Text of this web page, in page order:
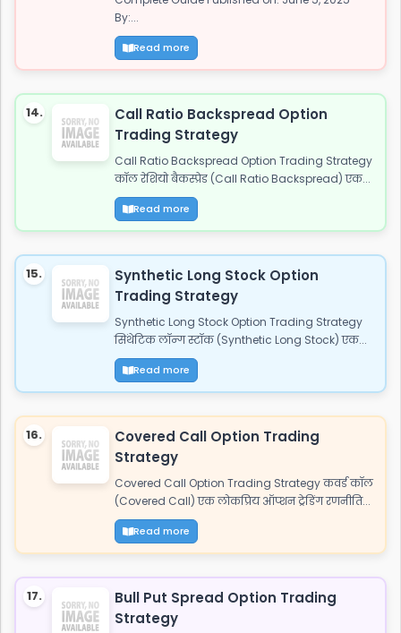
By:...
Read more
14.
Call Ratio Backspread Option
Trading Strategy
Call Ratio Backspread Option Trading Strategy
कॉल रेशियो बैकस्प्रेड (Call Ratio Backspread) एक...
Read more
15.
Synthetic Long Stock Option
Trading Strategy
Synthetic Long Stock Option Trading Strategy
सिंथेटिक लॉन्ग स्टॉक (Synthetic Long Stock) एक...
Read more
16.
Covered Call Option Trading
Strategy
Covered Call Option Trading Strategy कवर्ड कॉल
(Covered Call) एक लोकप्रिय ऑप्शन ट्रेडिंग रणनीति...
Read more
17.
Bull Put Spread Option Trading
Strategy